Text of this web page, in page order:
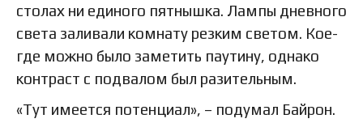
столах ни единого пятнышка. Лампы дневного
света заливали комнату резким светом. Кое-
где можно было заметить паутину, однако
контраст с подвалом был разительным.
«Тут имеется потенциал», – подумал Байрон.